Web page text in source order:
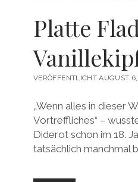
Platte
VERÖFFENTLICHT AUGUST
„Wenn alles in dieser
Vortreffliches“ –
Diderot schon im 18.
tatsächlich manchmal